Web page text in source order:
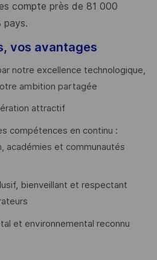
compte près de 81 000
pays.
vos avantages
notre excellence technologique,
ambition partagée
attractif
compétences en continu :
académies et communautés
bienveillant et respectant
et environnemental reconnu